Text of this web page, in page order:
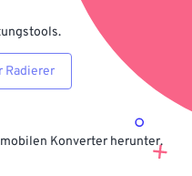
Radierer
Konverter herunter.